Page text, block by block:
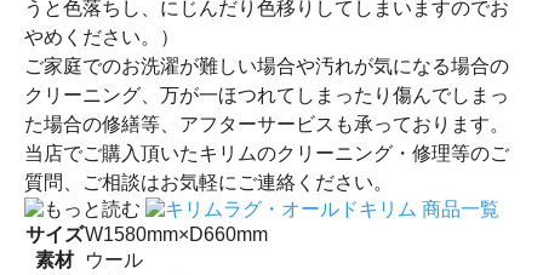
うと色落ちし、にじんだり色移りしてしまいますのでお
やめください。）
ご家庭でのお洗濯が難しい場合や汚れが気になる場合の
クリーニング、万が一ほつれてしまったり傷んでしまっ
た場合の修繕等、アフターサービスも承っております。
当店でご購入頂いたキリムのクリーニング・修理等のご
質問、ご相談はお気軽にご連絡ください。
サイズW1580mm×D660mm
素材
ウール